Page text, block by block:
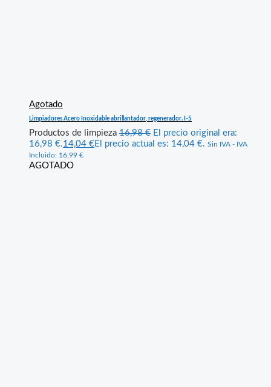
Agotado
Limpiadores Acero Inoxidable abrillantador, regenerador. I-5
Productos de limpieza 16,98€ El precio original era:
16,98 €.14,04 €El precio actual es: 14,04 €. Sin IVA - IVA
Incluido: 16,99 €
AGOTADO